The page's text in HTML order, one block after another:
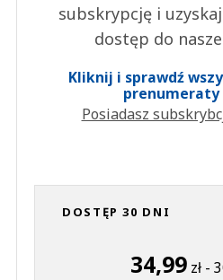
subskrypcję i
dostęp do
Kliknij i sprawdź
prenumeraty
Posiadasz
DOSTĘP 30 DNI
34,99 zł -